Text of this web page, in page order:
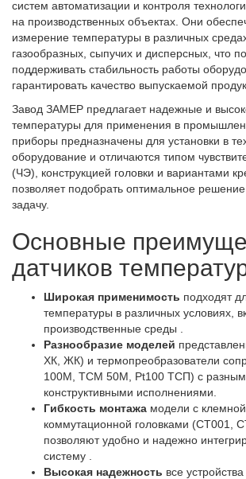
систем автоматизации и контроля
на производственных объектах. Они
измерение температуры в различных
газообразных, сыпучих и дисперсных, что
поддерживать стабильность работы
гарантировать качество выпускаемой
Завод ЗАМЕР предлагает надежные и
температуры для применения в
приборы предназначены для установки в
оборудование и отличаются типом
(ЧЭ), конструкцией головки и вариантами
позволяет подобрать оптимальное
задачу.
Основные
датчиков
Широкая применимость подходят
температуры в различных условиях,
производственные среды .
Разнообразие моделей
ХК, ЖК) и термопреобразователи
100М, ТСМ 50М, Pt100 ТСП) с
конструктивными исполнениями.
Гибкость монтажа модели с
коммутационной головками (СТ001,
позволяют удобно и надежно
систему .
Высокая надежность все